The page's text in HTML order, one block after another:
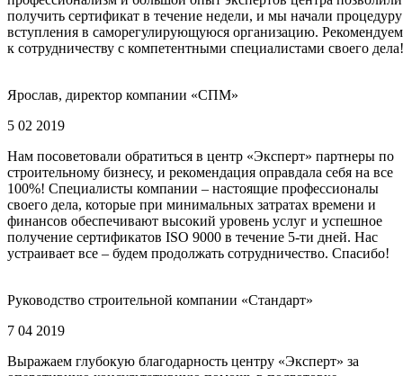
получить сертификат в течение недели, и мы начали процедуру
вступления в саморегулирующуюся организацию. Рекомендуем
к сотрудничеству с компетентными специалистами своего дела!
Ярослав, директор компании «СПМ»
5 02 2019
Нам посоветовали обратиться в центр «Эксперт» партнеры по
строительному бизнесу, и рекомендация оправдала себя на все
100%! Специалисты компании – настоящие профессионалы
своего дела, которые при минимальных затратах времени и
финансов обеспечивают высокий уровень услуг и успешное
получение сертификатов ISO 9000 в течение 5-ти дней. Нас
устраивает все – будем продолжать сотрудничество. Спасибо!
Руководство строительной компании «Стандарт»
7 04 2019
Выражаем глубокую благодарность центру «Эксперт» за